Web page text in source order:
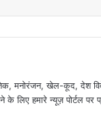
मनोरंजन, खेल-कूद, देश
लिए हमारे न्यूज़ पोर्टल पर